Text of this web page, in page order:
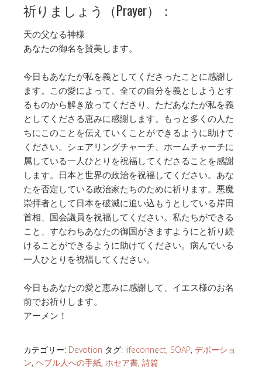
祈りましょう（Prayer）：
天の父なる神様
あなたの御名を賛美します。
今日もあなたが私を義としてくださったことに感謝し
ます。この愛によって、全ての自分を義としようとす
るものから解き放ってくださり、ただあなたが私を義
としてくださる恵みに感謝します。もっと多くの人た
ちにこのことを伝えていくことができるように助けて
ください。シェアリングチャーチ、ホームチャーチに
属している一人ひとりを祝福してくださることを感謝
します。日本と世界の政治を祝福してください。あな
たを否定している政治家たちのために祈ります。悪魔
崇拝者として日本を破滅に追い込もうとしている岸田
首相、国会議員を祝福してください。私たちができる
こと、すなわちあなたの御国がきますようにと祈り続
けることができるように助けてください。病んでいる
一人ひとりを祝福してください。
今日もあなたの愛と恵みに感謝して、イエス様のお名
前でお祈りします。
アーメン！
カテゴリー: Devotion タグ: lifeconnect, SOAP, デボーショ
ン, ヘブル人への手紙, ホセア書, 詩篇